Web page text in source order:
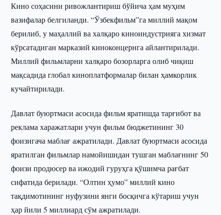
Кино соҳасини ривожлантириш бўйича ҳам муҳим
вазифалар белгиланди. “Ўзбекфильм”га миллий мақом
берилиб, у маҳаллий ва халқаро киноиндустрияга хизмат
кўрсатадиган марказий киноконцернга айлантирилади.
Миллий фильмларни халқаро бозорларга олиб чиқиш
мақсадида глобал киноплатформалар билан ҳамкорлик
кучайтирилади.
Давлат буюртмаси асосида фильм яратишда тарғибот ва
реклама харажатлари учун фильм бюджетининг 30
фоизигача маблағ ажратилади. Давлат буюртмаси асосида
яратилган фильмлар намойишидан тушган маблағнинг 50
фоизи продюсер ва ижодий гуруҳга қўшимча рағбат
сифатида берилади. “Олтин ҳумо” миллий кино
тақдимотининг нуфузини янги босқичга кўтариш учун
ҳар йили 5 миллиард сўм ажратилади.